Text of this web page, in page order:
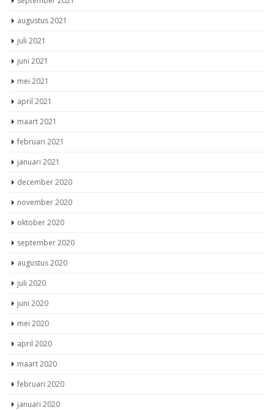
augustus 2021
juli 2021
juni 2021
mei 2021
april 2021
maart 2021
februari 2021
januari 2021
december 2020
november 2020
oktober 2020
september 2020
augustus 2020
juli 2020
juni 2020
mei 2020
april 2020
maart 2020
februari 2020
januari 2020